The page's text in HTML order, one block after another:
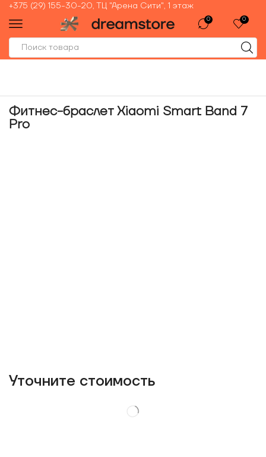
+375 (29) 155-30-20, ТЦ "Арена Сити", 1 этаж
0 0
Фитнес-браслет Xiaomi Smart Band 7
Pro
Уточнитe стоимость